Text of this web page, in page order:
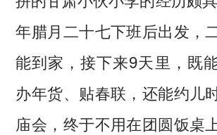
年腊月二十七下班后出发，
能到家，接下来9天里，既
办年货、贴春联，还能约儿
庙会，终于不用在团圆饭桌